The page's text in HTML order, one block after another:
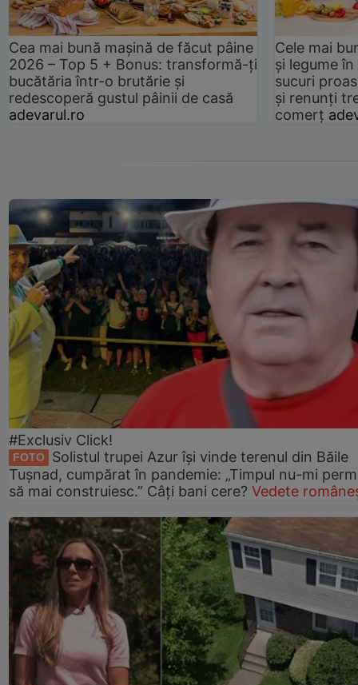
Cea mai bună mașină de făcut pâine
2026 – Top 5 + Bonus: transformă-ți
bucătăria într-o brutărie și
redescoperă gustul pâinii de casă
adevarul.ro
Cele mai
și legume
sucuri
și renunți
comerț
#Exclusiv Click!
FOTO
Solistul trupei Azur își vinde terenul din Băile
Tușnad, cumpărat în pandemie: „Timpul nu-mi
să mai construiesc.” Câți bani cere? Vedete